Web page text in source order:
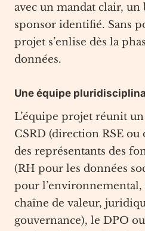
avec un mandat clair, un
sponsor identifié. Sans
projet s’enlise dès la
données.
Une équipe
L’équipe projet réunit
CSRD (direction RSE
des représentants des
(RH pour les données
pour l’environnemental,
chaîne de valeur,
gouvernance), le DPO